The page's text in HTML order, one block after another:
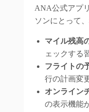
ANA公式アプ
ソンにとって
マイル残高
ェックする
フライトの
行の計画変
オンライン
の表示機能